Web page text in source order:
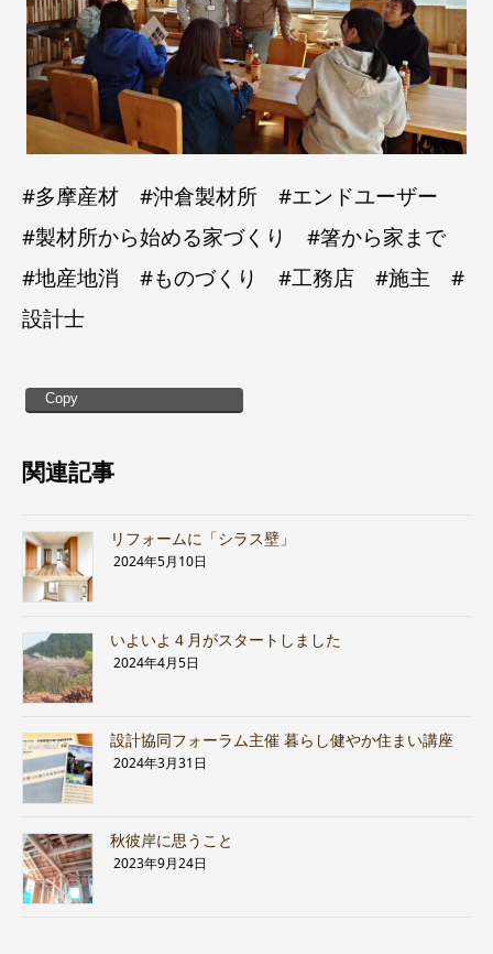
#多摩産材 #沖倉製材所 #エンドユーザー
#製材所から始める家づくり #箸から家まで
#地産地消 #ものづくり #工務店 #施主 #
設計士
Copy
関連記事
リフォームに「シラス壁」
2024年5月10日
いよいよ４月がスタートしました
2024年4月5日
設計協同フォーラム主催 暮らし健やか住まい講座
2024年3月31日
秋彼岸に思うこと
2023年9月24日